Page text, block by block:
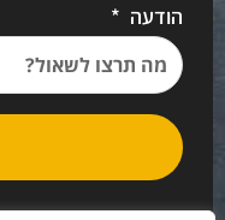
הודעה